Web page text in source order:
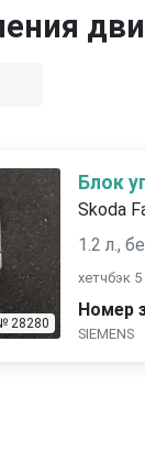
28280
Блок
Skoda
1.2 л.,
хетчбэк
Номер
SIEMENS